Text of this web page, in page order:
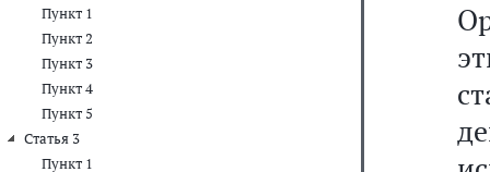
Пункт 1
Пункт 2
Пункт 3
Пункт 4
Пункт 5
Статья 3
Пункт 1